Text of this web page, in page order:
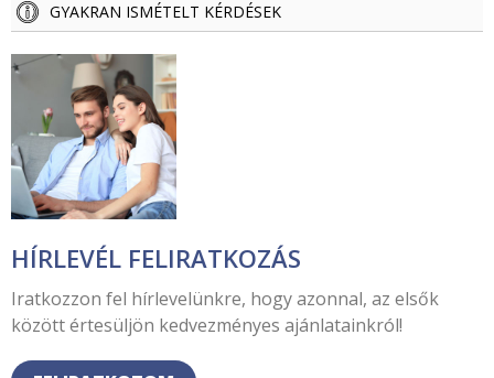
GYAKRAN ISMÉTELT KÉRDÉSEK
HÍRLEVÉL FELIRATKOZÁS
Iratkozzon fel hírlevelünkre, hogy azonnal, az elsők
között értesüljön kedvezményes ajánlatainkról!